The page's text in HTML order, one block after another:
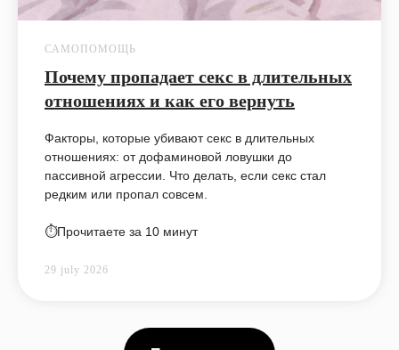
САМОПОМОЩЬ
Почему пропадает секс в длительных
отношениях и как его вернуть
Факторы, которые убивают секс в длительных
отношениях: от дофаминовой ловушки до
пассивной агрессии. Что делать, если секс стал
редким или пропал совсем.
⏱️Прочитаете за 10 минут
29 july 2026